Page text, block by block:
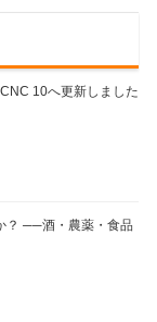
10へ更新しました
？ ──酒・農薬・食品